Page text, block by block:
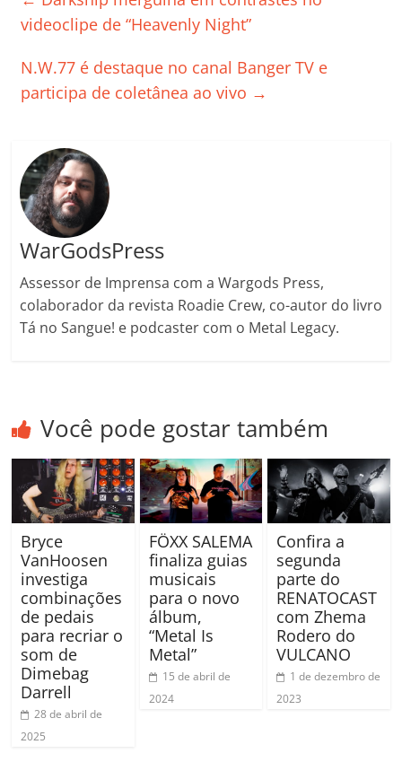
b
o
k
A
p
dI e
a
ss
k h
videoclipe de “Heavenly Night”
N.W.77 é destaque no canal Banger TV e
participa de coletânea ao vivo →
WarGodsPress
Assessor de Imprensa com a Wargods Press,
colaborador da revista Roadie Crew, co-autor do livro
Tá no Sangue! e podcaster com o Metal Legacy.
Você pode gostar também
Bryce
VanHoosen
investiga
combinações
de pedais
para recriar o
som de
Dimebag
Darrell
28 de abril de
2025
FÖXX SALEMA
finaliza guias
musicais
para o novo
álbum,
“Metal Is
Metal”
15 de abril de
2024
Confira a
segunda
parte do
RENATOCAST
com Zhema
Rodero do
VULCANO
1 de dezembro de
2023